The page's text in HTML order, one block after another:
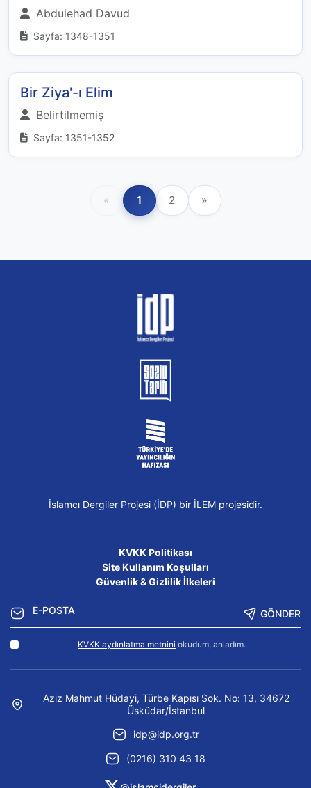
Abdulehad Davud
Sayfa: 1348-1351
Bir Ziya'-ı Elim
Belirtilmemiş
Sayfa: 1351-1352
« 1 2 »
İslamcı Dergiler Projesi (İDP) bir İLEM projesidir.
KVKK Politikası
Site Kullanım Koşulları
Güvenlik & Gizlilik İlkeleri
GÖNDER
KVKK aydınlatma metnini okudum, anladım.
Aziz Mahmut Hüdayi, Türbe Kapısı Sok. No: 13, 34672
Üsküdar/İstanbul
idp@idp.org.tr
(0216) 310 43 18